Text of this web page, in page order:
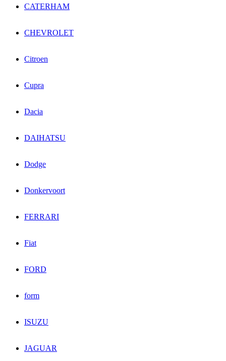
CATERHAM
CHEVROLET
Citroen
Cupra
Dacia
DAIHATSU
Dodge
Donkervoort
FERRARI
Fiat
FORD
form
ISUZU
JAGUAR